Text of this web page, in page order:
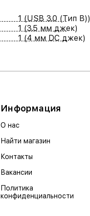
1 (USB 3.0 (Тип B))
1 (3.5 мм джек)
1 (4 мм DC джек)
Информация
О нас
Найти магазин
Контакты
Вакансии
Политика
конфиденциальности